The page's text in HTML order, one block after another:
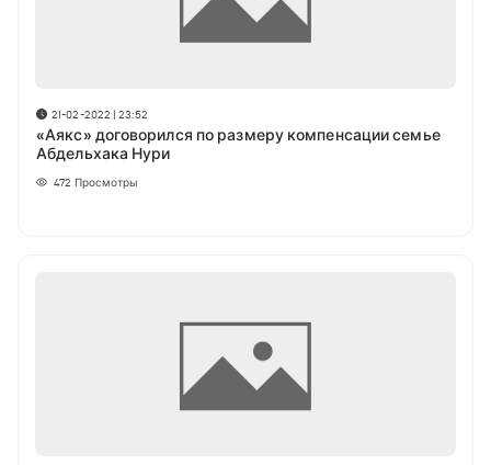
21-02-2022 | 23:52
«Аякс» договорился по размеру компенсации семье
Абдельхака Нури
472 Просмотры